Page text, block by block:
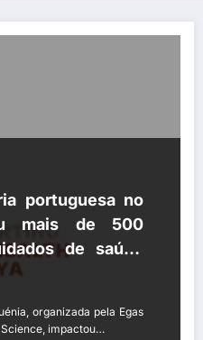
portuguesa no
mais de 500
de saúde
organizada pela Egas
impactou…